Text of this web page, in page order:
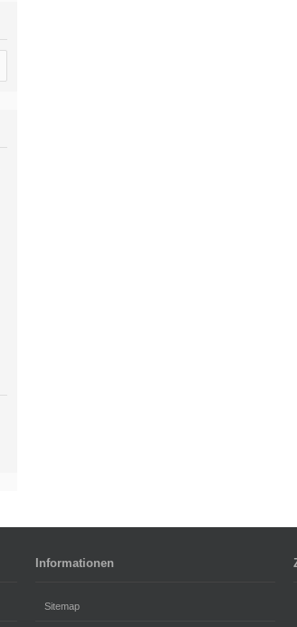
Informationen
Sitemap